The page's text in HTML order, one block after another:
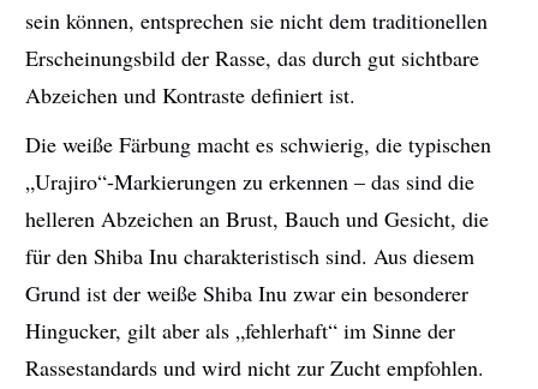
sein können, entsprechen sie nicht dem traditionellen
Erscheinungsbild der Rasse, das durch gut sichtbare
Abzeichen und Kontraste definiert ist.
Die weiße Färbung macht es schwierig, die typischen
„Urajiro“-Markierungen zu erkennen – das sind die
helleren Abzeichen an Brust, Bauch und Gesicht, die
für den Shiba Inu charakteristisch sind. Aus diesem
Grund ist der weiße Shiba Inu zwar ein besonderer
Hingucker, gilt aber als „fehlerhaft“ im Sinne der
Rassestandards und wird nicht zur Zucht empfohlen.